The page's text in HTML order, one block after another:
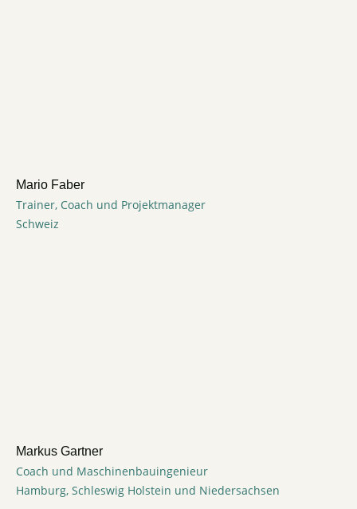
Mario Faber
Trainer, Coach und Projektmanager
Schweiz
Markus Gartner
Coach und Maschinenbauingenieur
Hamburg, Schleswig Holstein und Niedersachsen